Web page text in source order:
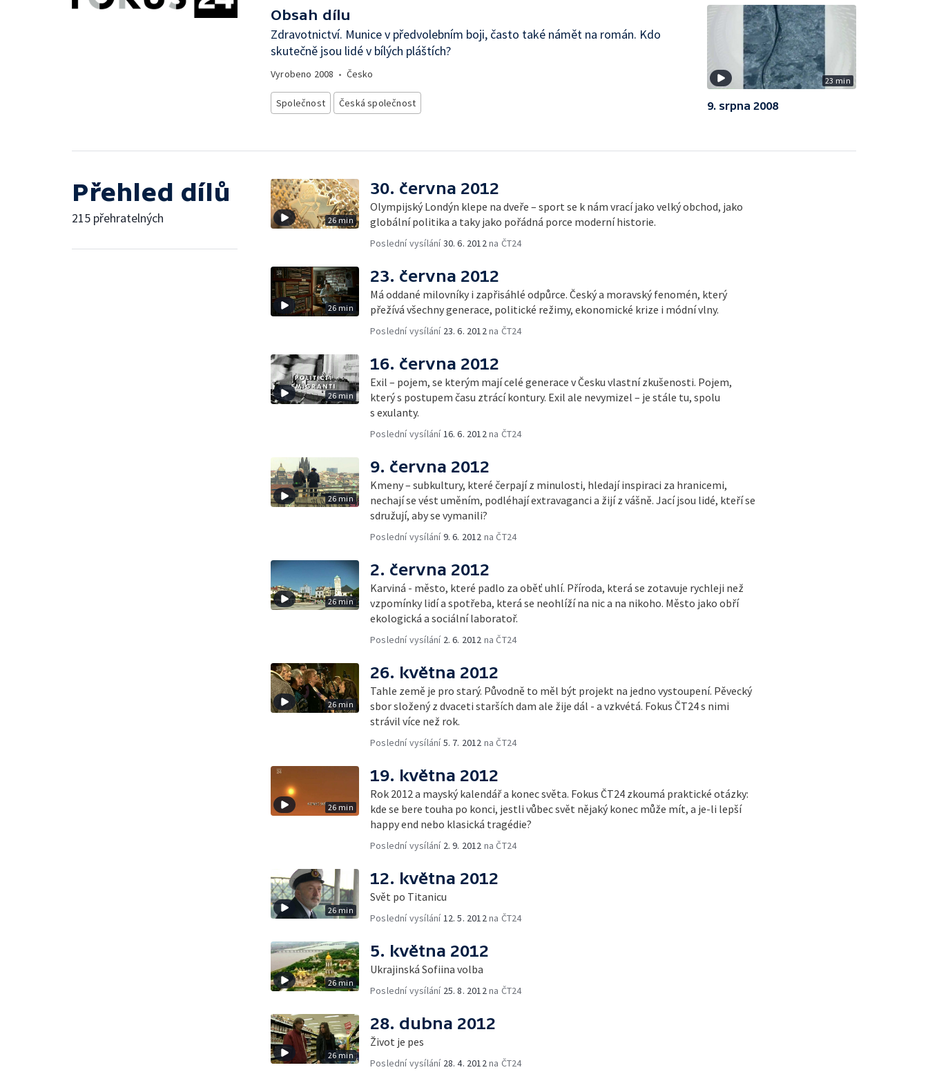
Obsah dílu
Zdravotnictví. Munice v předvolebním boji, často také námět na román. Kdo
skutečně jsou lidé v bílých pláštích?
Vyrobeno 2008 • Česko
Společnost Česká společnost
23 min
9. srpna 2008
Přehled dílů
215 přehratelných 26 min
30. června 2012
Olympijský Londýn klepe na dveře – sport se k nám vrací jako velký obchod, jako
globální politika a taky jako pořádná porce moderní historie.
Poslední vysílání30. 6. 2012 na ČT24
26 min
23. června 2012
Má oddané milovníky i zapřisáhlé odpůrce. Český a moravský fenomén, který
přežívá všechny generace, politické režimy, ekonomické krize i módní vlny.
Poslední vysílání 23. 6. 2012 na ČT24
26 min
16. června 2012
Exil – pojem, se kterým mají celé generace v Česku vlastní zkušenosti. Pojem,
který s postupem času ztrácí kontury. Exil ale nevymizel – je stále tu, spolu
s exulanty.
Poslední vysílání 16. 6. 2012 na ČT24
26 min
9. června 2012
Kmeny – subkultury, které čerpají z minulosti, hledají inspiraci za hranicemi,
nechají se vést uměním, podléhají extravaganci a žijí z vášně. Jací jsou lidé, kteří se
sdružují, aby se vymanili?
Poslední vysílání9. 6. 2012 na ČT24
26 min
2. června 2012
Karviná - město, které padlo za oběť uhlí. Příroda, která se zotavuje rychleji než
vzpomínky lidí a spotřeba, která se neohlíží na nic a na nikoho. Město jako obří
ekologická a sociální laboratoř.
Poslední vysílání 2. 6. 2012 na ČT24
26 min
26. května 2012
Tahle země je pro starý. Původně to měl být projekt na jedno vystoupení. Pěvecký
sbor složený z dvaceti starších dam ale žije dál - a vzkvétá. Fokus ČT24 s nimi
strávil více než rok.
Poslední vysílání5. 7. 2012 na ČT24
26 min
19. května 2012
Rok 2012 a mayský kalendář a konec světa. Fokus ČT24 zkoumá praktické otázky:
kde se bere touha po konci, jestli vůbec svět nějaký konec může mít, a je-li lepší
happy end nebo klasická tragédie?
Poslední vysílání 2. 9. 2012 na ČT24
26 min
12. května 2012
Svět po Titanicu
Poslední vysílání 12. 5. 2012 na ČT24
26 min
5. května 2012
Ukrajinská Sofiina volba
Poslední vysílání 25. 8. 2012 na ČT24
26 min
28. dubna 2012
Život je pes
Poslední vysílání 28. 4. 2012 na ČT24